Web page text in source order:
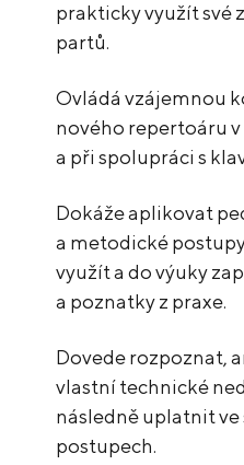
prakticky využít své
partů.
Ovládá vzájemnou
nového repertoáru
a při spolupráci s
Dokáže aplikovat
a metodické
využít a do výuky
a poznatky z praxe.
Dovede rozpoznat,
vlastní technické
následně uplatnit
postupech.